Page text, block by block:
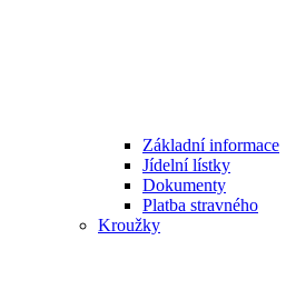
Základní informace
Jídelní lístky
Dokumenty
Platba stravného
Kroužky